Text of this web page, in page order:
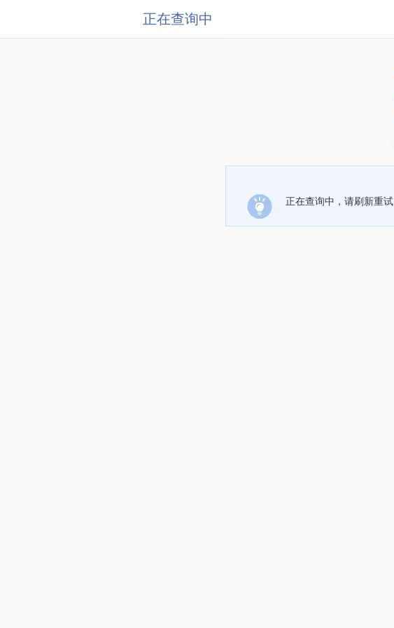
正在查询中
正在查询中，请刷新重试